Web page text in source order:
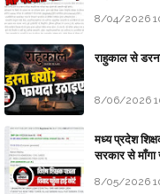
8/04/2026
राहुकाल से
8/06/2026
मध्य प्रदेश
सरकार से माँगा
8/05/2026